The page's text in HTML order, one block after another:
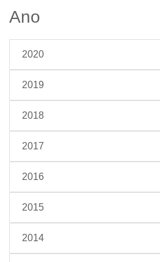
Ano
2020
2019
2018
2017
2016
2015
2014